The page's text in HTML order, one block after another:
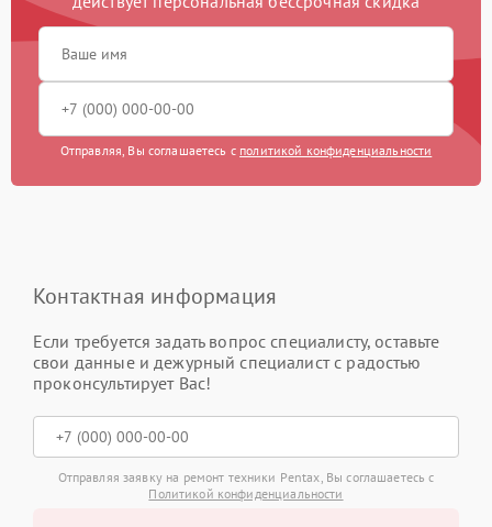
Отправляя, Вы соглашаетесь с политикой конфиденциальности
Контактная информация
Если требуется задать вопрос специалисту, оставьте
свои данные и дежурный специалист с радостью
проконсультирует Вас!
Отправляя заявку на ремонт техники Pentax, Вы соглашаетесь с
Политикой конфиденциальности